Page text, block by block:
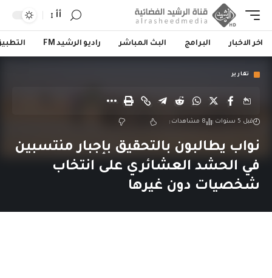
أأ
اخر الاخبار البرامج البث المباشر راديو الرشيد FM
تقارير
قبل 5 سنوات 8 مشاهدات
نواب يطالبون بالتحقيق بإجبار منتسبين
في الحشد العشائري على انتخاب
شخصيات دون غيرها